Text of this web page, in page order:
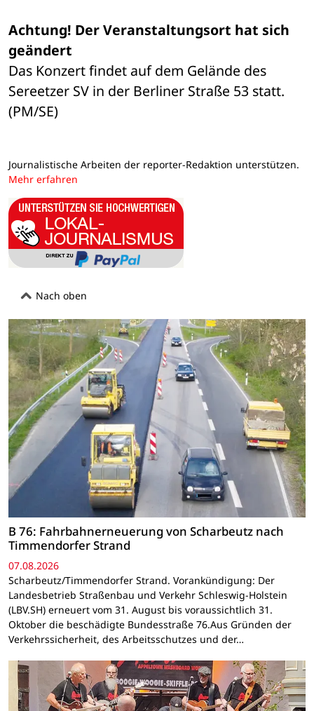
Achtung! Der Veranstaltungsort hat sich
geändert
Das Konzert findet auf dem Gelände des
Sereetzer SV in der Berliner Straße 53 statt.
(PM/SE)
Journalistische Arbeiten der reporter-Redaktion unterstützen.
Mehr erfahren
Nach oben
B 76: Fahrbahnerneuerung von Scharbeutz nach
Timmendorfer Strand
07.08.2026
Scharbeutz/Timmendorfer Strand. Vorankündigung: Der
Landesbetrieb Straßenbau und Verkehr Schleswig-Holstein
(LBV.SH) erneuert vom 31. August bis voraussichtlich 31.
Oktober die beschädigte Bundesstraße 76.Aus Gründen der
Verkehrssicherheit, des Arbeitsschutzes und der…